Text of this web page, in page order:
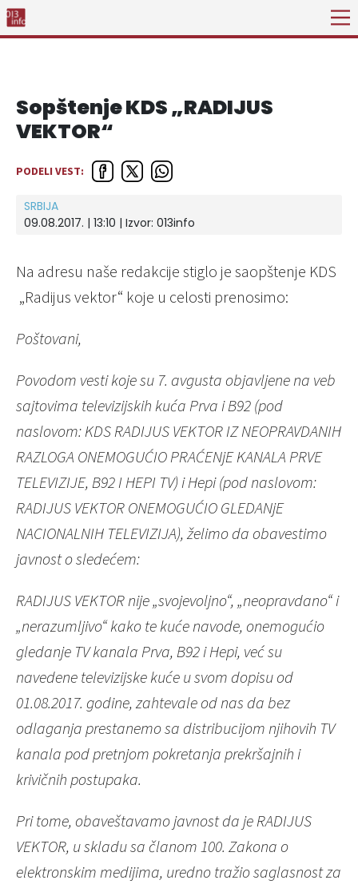
Sopštenje KDS „RADIJUS
VEKTOR“
PODELI VEST:
SRBIJA
09.08.2017. | 13:10 | Izvor: 013info
Na adresu naše redakcije stiglo je saopštenje KDS
„Radijus vektor“ koje u celosti prenosimo:
Poštovani,
Povodom vesti koje su 7. avgusta objavljene na veb
sajtovima televizijskih kuća Prva i B92 (pod
naslovom: KDS RADIJUS VEKTOR IZ NEOPRAVDANIH
RAZLOGA ONEMOGUĆIO PRAĆENjE KANALA PRVE
TELEVIZIJE, B92 I HEPI TV) i Hepi (pod naslovom:
RADIJUS VEKTOR ONEMOGUĆIO GLEDANjE
NACIONALNIH TELEVIZIJA), želimo da obavestimo
javnost o sledećem:
RADIJUS VEKTOR nije „svojevoljno“, „neopravdano“ i
„nerazumljivo“ kako te kuće navode, onemogućio
gledanje TV kanala Prva, B92 i Hepi, već su
navedene televizijske kuće u svom dopisu od
01.08.2017. godine, zahtevale od nas da bez
odlaganja prestanemo sa distribucijom njihovih TV
kanala pod pretnjom pokretanja prekršajnih i
krivičnih postupaka.
Pri tome, obaveštavamo javnost da je RADIJUS
VEKTOR, u skladu sa članom 100. Zakona o
elektronskim medijima, uredno tražio saglasnost za